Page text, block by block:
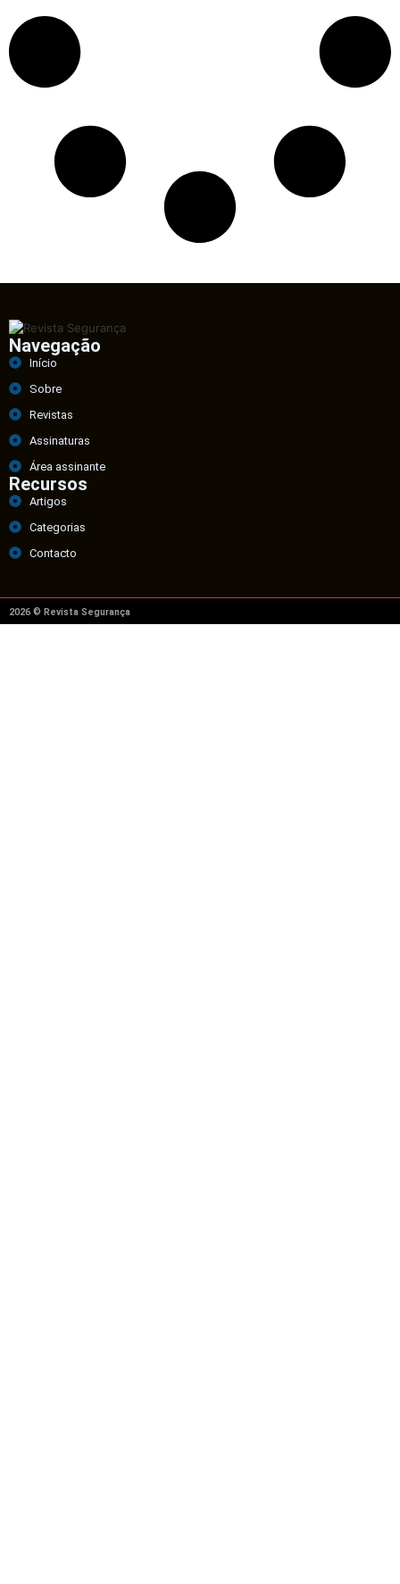
Navegação
Início
Sobre
Revistas
Assinaturas
Área assinante
Recursos
Artigos
Categorias
Contacto
2026 © Revista Segurança